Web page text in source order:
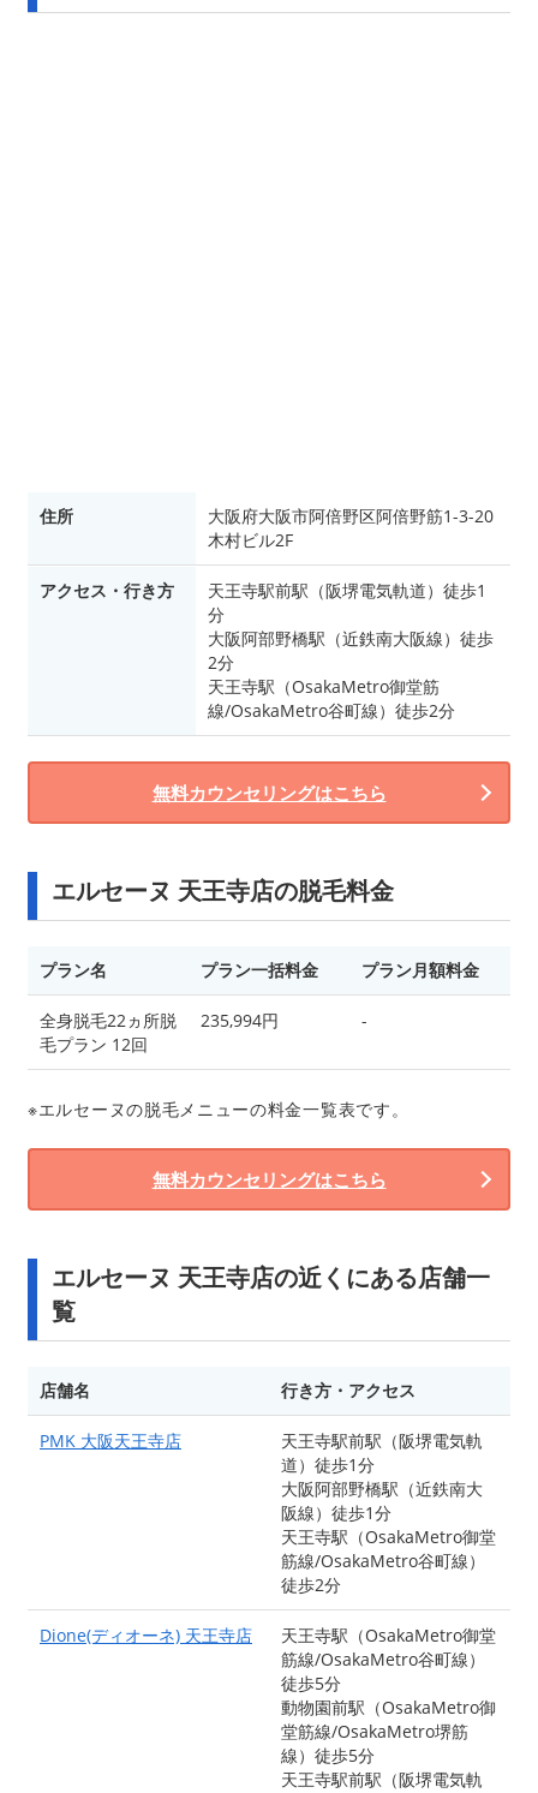
住所
大阪府大阪市阿倍野区阿倍野筋1-3-20
木村ビル2F
アクセス・行き方
天王寺駅前駅（阪堺電気軌道）徒歩1
分
大阪阿部野橋駅（近鉄南大阪線）徒歩
2分
天王寺駅（OsakaMetro御堂筋
線/OsakaMetro谷町線）徒歩2分
無料カウンセリングはこちら
エルセーヌ 天王寺店の脱毛料金
プラン名 プラン一括料金 プラン月額料金
全身脱毛22ヵ所脱
毛プラン 12回
235,994円 -
※エルセーヌの脱毛メニューの料金一覧表です。
無料カウンセリングはこちら
エルセーヌ 天王寺店の近くにある店舗一
覧
店舗名 行き方・アクセス
PMK 大阪天王寺店
天王寺駅前駅（阪堺電気軌
道）徒歩1分
大阪阿部野橋駅（近鉄南大
阪線）徒歩1分
天王寺駅（OsakaMetro御堂
筋線/OsakaMetro谷町線）
徒歩2分
Dione(ディオーネ) 天王寺店
天王寺駅（OsakaMetro御堂
筋線/OsakaMetro谷町線）
徒歩5分
動物園前駅（OsakaMetro御
堂筋線/OsakaMetro堺筋
線）徒歩5分
天王寺駅前駅（阪堺電気軌